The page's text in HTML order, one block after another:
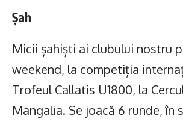
Șah
Micii șahiști ai clubului nostru
weekend, la competiția
Trofeul Callatis U1800, la
Mangalia. Se joacă 6 runde, în